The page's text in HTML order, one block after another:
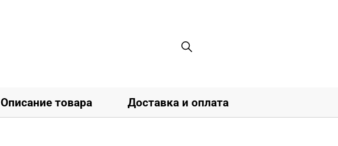
Описание товара Доставка и оплата